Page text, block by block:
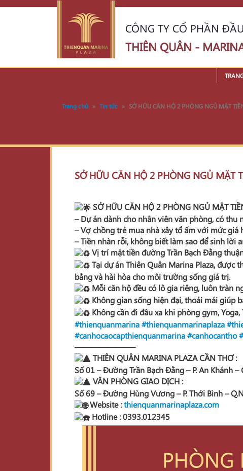
CÔNG TY CỔ PHẦN
THIÊN QUÂN -
Trang chủ » Tin tức » SỞ HỮU CĂN HỘ 2 PHÒNG NGỦ MẶT
SỞ HỮU CĂN HỘ 2 PHÒNG NGỦ MẶT
SỞ HỮU CĂN HỘ 2 PHÒNG NGỦ MẶT
– Dự án dành cho nhân viên văn phòng, có thu
– Vợ chồng trẻ mua nhà xây tổ ấm với mức giá
– Tiền nhàn rỗi, không biết làm sao để sinh lời
Vị trí mặt tiền đường Trần Bạch Đằng
Tại dự án Thiên Quân Marina Plaza, được
bằng và hài hòa cho môi trường sống giá trị.
Mỗi căn hộ đều có lô gia riêng, luôn tràn
Không gian sống hiện đại, thoải mái giúp
Không cần đi đâu xa khi phòng gym,
#thienquanmarina#thienquanmarinaplaza
#canhocaocapthienquanmarina#canhocantho
———————–
THIÊN QUÂN MARINA PLAZA CẦN THƠ :
Số 01 – Đường Trần Bạch Đằng – P. An Khánh –
VĂN PHÒNG GIAO DỊCH :
Số 69 – Đường Hùng Vương – P. Thới Bình –
Website :thienquanmarinaplaza.com
Hotline : 0393.012345